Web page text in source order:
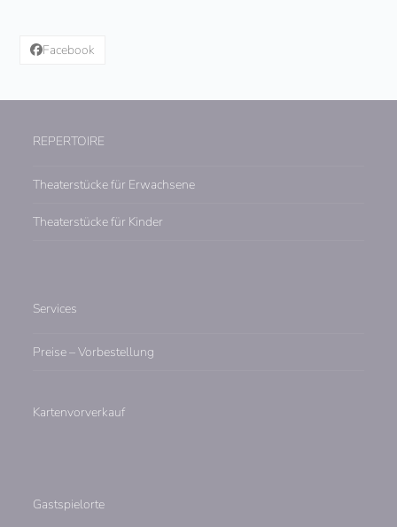
Facebook
REPERTOIRE
Theaterstücke für Erwachsene
Theaterstücke für Kinder
Services
Preise – Vorbestellung
Kartenvorverkauf
Gastspielorte